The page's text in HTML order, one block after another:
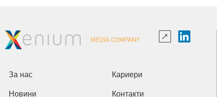
За нас Кариери
Новини Контакти